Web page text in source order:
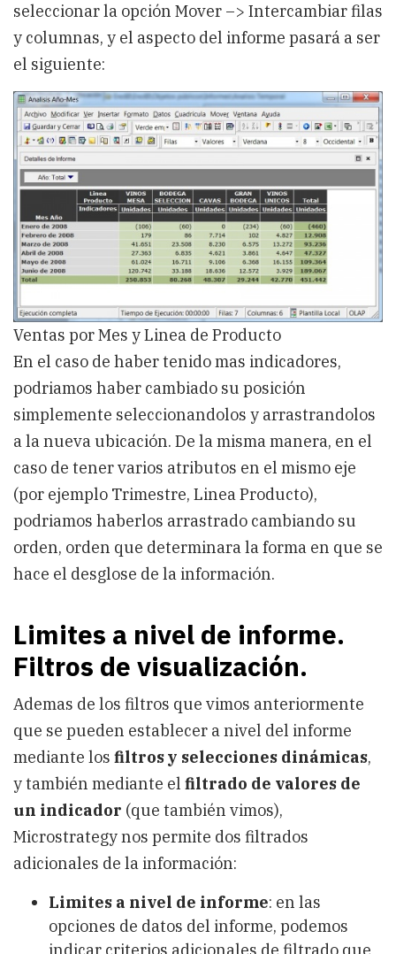
seleccionar la opción Mover –> Intercambiar filas
y columnas, y el aspecto del informe pasará a ser
el siguiente:
Ventas por Mes y Linea de Producto
En el caso de haber tenido mas indicadores,
podriamos haber cambiado su posición
simplemente seleccionandolos y arrastrandolos
a la nueva ubicación. De la misma manera, en el
caso de tener varios atributos en el mismo eje
(por ejemplo Trimestre, Linea Producto),
podriamos haberlos arrastrado cambiando su
orden, orden que determinara la forma en que se
hace el desglose de la información.
Limites a nivel de informe.
Filtros de visualización.
Ademas de los filtros que vimos anteriormente
que se pueden establecer a nivel del informe
mediante los filtros y selecciones dinámicas,
y también mediante el filtrado de valores de
un indicador (que también vimos),
Microstrategy nos permite dos filtrados
adicionales de la información:
Limites a nivel de informe: en las
opciones de datos del informe, podemos
indicar criterios adicionales de filtrado que